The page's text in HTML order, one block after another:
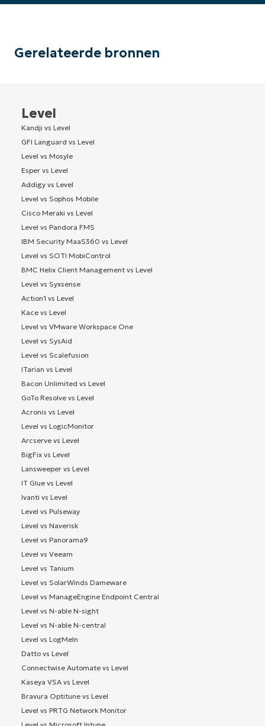
Gerelateerde bronnen
Level
Kandji vs Level
GFI Languard vs Level
Level vs Mosyle
Esper vs Level
Addigy vs Level
Level vs Sophos Mobile
Cisco Meraki vs Level
Level vs Pandora FMS
IBM Security MaaS360 vs Level
Level vs SOTI MobiControl
BMC Helix Client Management vs Level
Level vs Syxsense
Action1 vs Level
Kace vs Level
Level vs VMware Workspace One
Level vs SysAid
Level vs Scalefusion
ITarian vs Level
Bacon Unlimited vs Level
GoTo Resolve vs Level
Acronis vs Level
Level vs LogicMonitor
Arcserve vs Level
BigFix vs Level
Lansweeper vs Level
IT Glue vs Level
Ivanti vs Level
Level vs Pulseway
Level vs Naverisk
Level vs Panorama9
Level vs Veeam
Level vs Tanium
Level vs SolarWinds Dameware
Level vs ManageEngine Endpoint Central
Level vs N-able N-sight
Level vs N-able N-central
Level vs LogMeIn
Datto vs Level
Connectwise Automate vs Level
Kaseya VSA vs Level
Bravura Optitune vs Level
Level vs PRTG Network Monitor